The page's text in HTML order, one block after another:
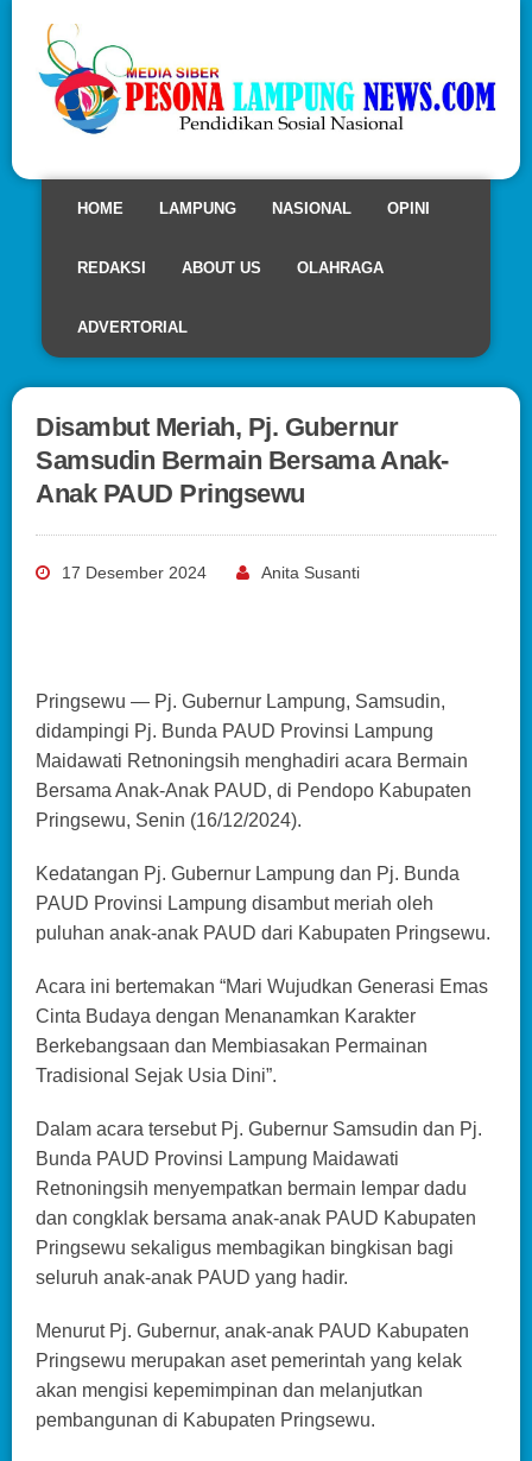
HOME LAMPUNG NASIONAL OPINI
REDAKSI ABOUT US OLAHRAGA
ADVERTORIAL
Disambut Meriah, Pj. Gubernur
Samsudin Bermain Bersama Anak-
Anak PAUD Pringsewu
17 Desember 2024 Anita Susanti
Pringsewu — Pj. Gubernur Lampung, Samsudin,
didampingi Pj. Bunda PAUD Provinsi Lampung
Maidawati Retnoningsih menghadiri acara Bermain
Bersama Anak-Anak PAUD, di Pendopo Kabupaten
Pringsewu, Senin (16/12/2024).
Kedatangan Pj. Gubernur Lampung dan Pj. Bunda
PAUD Provinsi Lampung disambut meriah oleh
puluhan anak-anak PAUD dari Kabupaten Pringsewu.
Acara ini bertemakan “Mari Wujudkan Generasi Emas
Cinta Budaya dengan Menanamkan Karakter
Berkebangsaan dan Membiasakan Permainan
Tradisional Sejak Usia Dini”.
Dalam acara tersebut Pj. Gubernur Samsudin dan Pj.
Bunda PAUD Provinsi Lampung Maidawati
Retnoningsih menyempatkan bermain lempar dadu
dan congklak bersama anak-anak PAUD Kabupaten
Pringsewu sekaligus membagikan bingkisan bagi
seluruh anak-anak PAUD yang hadir.
Menurut Pj. Gubernur, anak-anak PAUD Kabupaten
Pringsewu merupakan aset pemerintah yang kelak
akan mengisi kepemimpinan dan melanjutkan
pembangunan di Kabupaten Pringsewu.